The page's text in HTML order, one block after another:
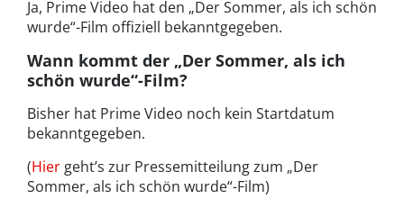
Ja, Prime Video hat den „Der Sommer, als ich schön
wurde“-Film offiziell bekanntgegeben.
Wann kommt der „Der Sommer, als ich
schön wurde“-Film?
Bisher hat Prime Video noch kein Startdatum
bekanntgegeben.
(Hier geht’s zur Pressemitteilung zum „Der
Sommer, als ich schön wurde“-Film)